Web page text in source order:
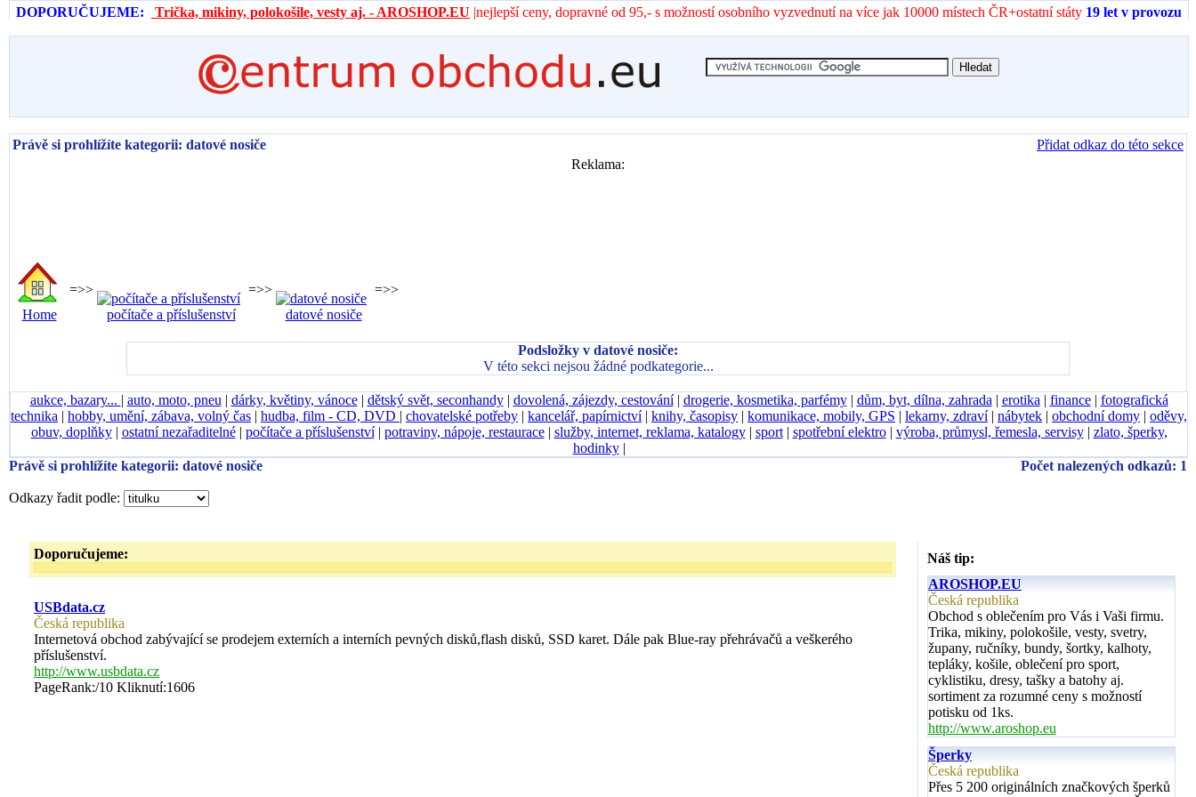
DOPORUČUJEME: Trička, mikiny, polokošile, vesty aj. - AROSHOP.EU |nejlepší ceny, dopravné od 95,- s možností osobního vyzvednutí na více jak 10000 místech ČR+ostatní státy 19 let v provozu
Právě si prohlížíte kategorii: datové nosiče
Přidat odkaz do této sekce
Reklama:
Home
=>>
počítače a příslušenství
=>>
datové nosiče
=>>
Podsložky v datové nosiče:
V této sekci nejsou žádné podkategorie...
aukce, bazary... | auto, moto, pneu | dárky, květiny, vánoce| dětský svět, seconhandy| dovolená, zájezdy, cestování| drogerie, kosmetika, parfémy| dům, byt, dílna, zahrada | erotika | finance| fotografická
technika | hobby, umění, zábava, volný čas | hudba, film - CD, DVD | chovatelské potřeby | kancelář, papírnictví| knihy, časopisy | komunikace, mobily, GPS | lekarny, zdraví| nábytek | obchodní domy | oděvy,
obuv, doplňky| ostatní nezařaditelné| počítače a příslušenství| potraviny, nápoje, restaurace| služby, internet, reklama, katalogy| sport| spotřební elektro| výroba, průmysl, řemesla, servisy| zlato, šperky,
hodinky|
Právě si prohlížíte kategorii: datové nosiče
Počet nalezených odkazů: 1
Odkazy řadit podle:
Doporučujeme:
USBdata.cz
Česká republika
Internetová obchod zabývající se prodejem externích a interních pevných disků,flash disků, SSD karet. Dále pak Blue-ray přehrávačů a veškerého
příslušenství.
http://www.usbdata.cz
PageRank:/10 Kliknutí:1606
Náš tip:
AROSHOP.EU
Česká republika
Obchod s oblečením pro Vás i Vaši firmu.
Trika, mikiny, polokošile, vesty, svetry,
župany, ručníky, bundy, šortky, kalhoty,
tepláky, košile, oblečení pro sport,
cyklistiku, dresy, tašky a batohy aj.
sortiment za rozumné ceny s možností
potisku od 1ks.
http://www.aroshop.eu
Šperky
Česká republika
Přes 5 200 originálních značkových šperků